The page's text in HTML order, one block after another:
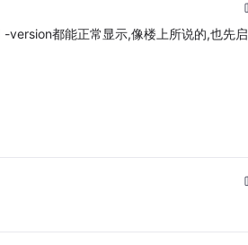
都能正常显示,像楼上所说的,也先启